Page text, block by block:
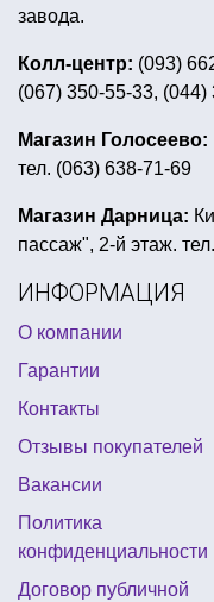
открытки 8 марта
атрибутика для
подарки для
ковбойские атрибуты
купить лепестки роз
купить парик
день святого
день рождение в
оскар статуэтки
пиратский костюм
день рождения
купить свечи на торт
салфетки
праздничные
рожки новогодние
завода.
Колл-центр: (093)
(067) 350-55-33, (044)
Магазин Голосеево:
тел. (063) 638-71-69
Магазин Дарница:
пассаж", 2-й этаж.
ИНФОРМАЦИЯ
О компании
Гарантии
Контакты
Отзывы покупателей
Вакансии
Политика
конфиденциальности
Договор публичной